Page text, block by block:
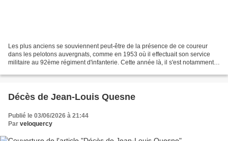
Les plus anciens se souviennent peut-être de la présence de ce coureur
dans les pelotons auvergnats, comme en 1953 où il effectuait son service
militaire au 92ème régiment d'infanterie. Cette année là, il s'est notamment
Décès de Jean-Louis Quesne
Publié le 03/06/2026 à 21:44
Par veloquercy